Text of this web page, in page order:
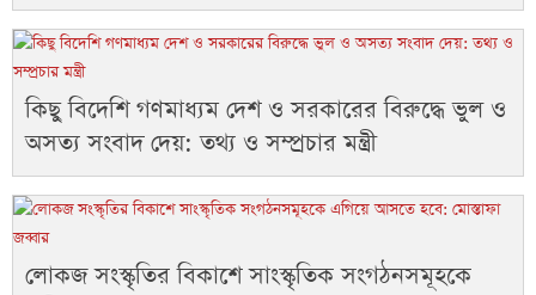
কিছু বিদেশি গণমাধ্যম দেশ ও সরকারের বিরুদ্ধে ভুল ও
অসত্য সংবাদ দেয়: তথ্য ও সম্প্রচার মন্ত্রী
লোকজ সংস্কৃতির বিকাশে সাংস্কৃতিক সংগঠনসমূহকে